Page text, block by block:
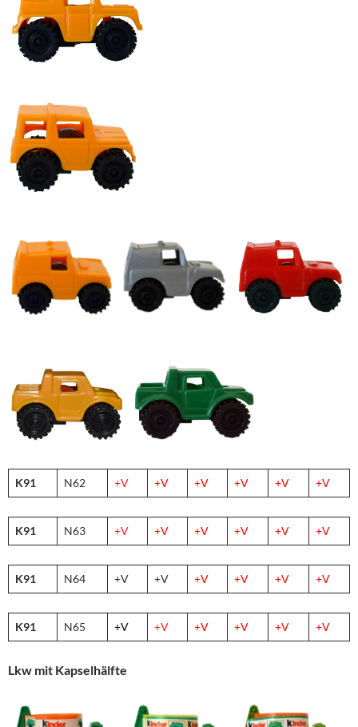
K91 N62 +V +V +V +V +V +V
K91 N63 +V +V +V +V +V +V
K91 N64 +V +V +V +V +V +V
K91 N65 +V +V +V +V +V +V
Lkw mit Kapselhälfte